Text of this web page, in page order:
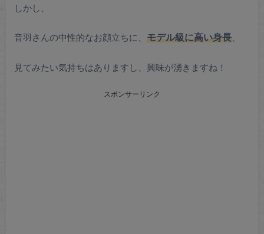
しかし、
音羽さんの中性的なお顔立ちに、 モデル級に高い身長、
見てみたい気持ちはありますし、興味が湧きますね！
スポンサーリンク